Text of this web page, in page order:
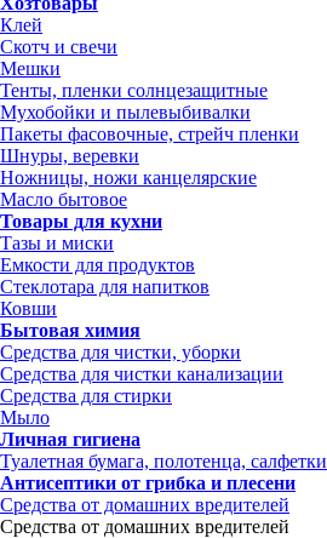
Клей
Скотч и свечи
Мешки
Тенты, пленки солнцезащитные
Мухобойки и пылевыбивалки
Пакеты фасовочные, стрейч пленки
Шнуры, веревки
Ножницы, ножи канцелярские
Масло бытовое
Товары для кухни
Тазы и миски
Емкости для продуктов
Стеклотара для напитков
Ковши
Бытовая химия
Средства для чистки, уборки
Средства для чистки канализации
Средства для стирки
Мыло
Личная гигиена
Туалетная бумага, полотенца, салфетки
Антисептики от грибка и плесени
Средства от домашних вредителей
Средства от домашних вредителей